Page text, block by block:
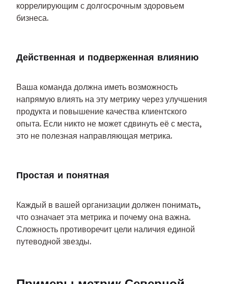
коррелирующим с долгосрочным здоровьем
бизнеса.
Действенная и подверженная влиянию
Ваша команда должна иметь возможность
напрямую влиять на эту метрику через улучшения
продукта и повышение качества клиентского
опыта. Если никто не может сдвинуть её с места,
это не полезная направляющая метрика.
Простая и понятная
Каждый в вашей организации должен понимать,
что означает эта метрика и почему она важна.
Сложность противоречит цели наличия единой
путеводной звезды.